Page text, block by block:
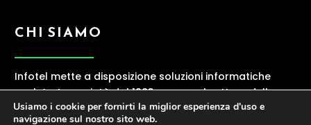
CHI SIAMO
Infotel mette a disposizione soluzioni informatiche
evolute. La società dal 1983 opera nel settore della
ICT, offrendo una gamma ampia di servizi
Usiamo i cookie per fornirti la miglior esperienza d'uso e
navigazione sul nostro sito web.